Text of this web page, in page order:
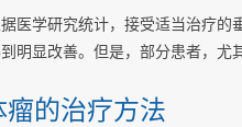
医学研究统计，接受适当治疗的
明显改善。但是，部分患者，尤
瘤的治疗方法